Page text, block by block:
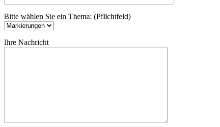
Bitte wählen Sie ein Thema: (Pflichtfeld)
Ihre Nachricht